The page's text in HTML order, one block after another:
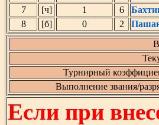
7
[ч] 1 6
8
[б] 0 2
Турнирный
Выполнение звания/
Если при